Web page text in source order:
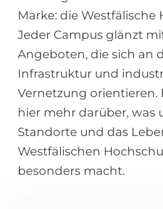
Städte
Berufe
Studienfächer
Beispiel-Stellenangebote
BERUFSORIENTIERUNG
Holland-Test
Interessenkarte-Test
BEWERBEN FÜR
Management
Anderes Fach
BEWERBEN AUS …
Russland
Marke: die Westfälische
Jeder Campus glänzt
Angeboten, die sich an
Infrastruktur und
Vernetzung orientieren.
hier mehr darüber, was
Standorte und das
Westfälischen
besonders macht.